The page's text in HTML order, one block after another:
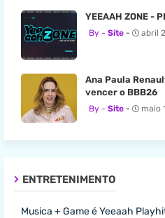
YEEAAH ZONE -
Site abril
Ana Paula
vencer o BBB26
Site maio
ENTRETENIMENTO
Musica + Game é Yeeaah